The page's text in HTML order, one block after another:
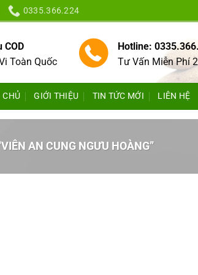
0335.366.224
COD
Toàn Quốc
Hotline:
Tư Vấn Miễn Phí
CHỦ GIỚI THIỆU TIN TỨC MỚI LIÊN HỆ
AN CUNG NGƯU HOÀNG”